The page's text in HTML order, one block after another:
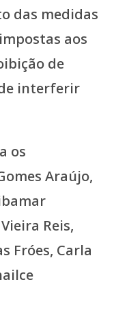
das medidas
aos
de
interferir
os
Araújo,
Reis,
Fróes, Carla